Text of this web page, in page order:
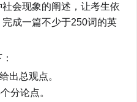
会现象的阐述，让考生依
成一篇不少于250词的英
出总观点。
分论点。